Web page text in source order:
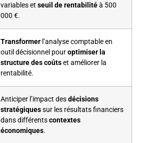
variables et seuil de rentabilitéà 500
000 €.
Transformer l’analyse comptable en
outil décisionnel pouroptimiser la
structure des coûtset améliorer la
rentabilité.
Anticiper l’impact desdécisions
stratégiquessur les résultats financiers
dans différentscontextes
économiques.